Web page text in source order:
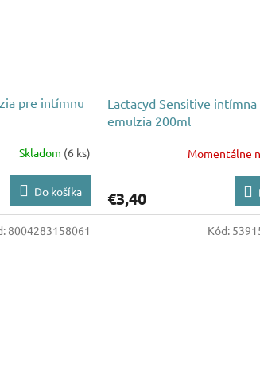
pre intímnu
Skladom (6 ks)
Do košíka
Lactacyd Sensitive intímna
emulzia 200ml
Momentálne
€3,40
8004283158061 Kód: